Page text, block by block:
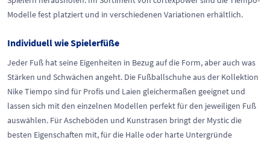
Modelle fest platziert und in verschiedenen Variationen erhältlich.
Individuell wie Spielerfüße
Jeder Fuß hat seine Eigenheiten in Bezug auf die Form, aber auch was
Stärken und Schwächen angeht. Die Fußballschuhe aus der Kollektion
Nike Tiempo sind für Profis und Laien gleichermaßen geeignet und
lassen sich mit den einzelnen Modellen perfekt für den jeweiligen Fuß
auswählen. Für Ascheböden und Kunstrasen bringt der Mystic die
besten Eigenschaften mit, für die Halle oder harte Untergründe